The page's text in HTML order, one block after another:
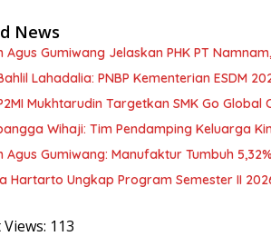
News
Agus Gumiwang Jelaskan PHK PT
Lahadalia: PNBP Kementerian ESDM
Mukhtarudin Targetkan SMK Go
Wihaji: Tim Pendamping Keluarga
Agus Gumiwang: Manufaktur Tumbuh
Hartarto Ungkap Program Semester II
113